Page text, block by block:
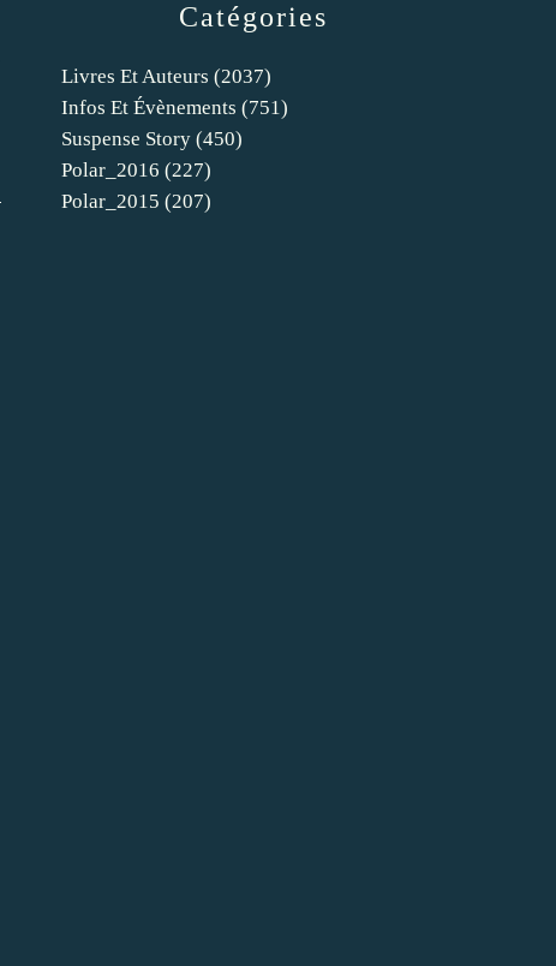
Catégories
Livres Et Auteurs (2037)
Infos Et Évènements (751)
Suspense Story (450)
Polar_2016 (227)
Polar_2015 (207)